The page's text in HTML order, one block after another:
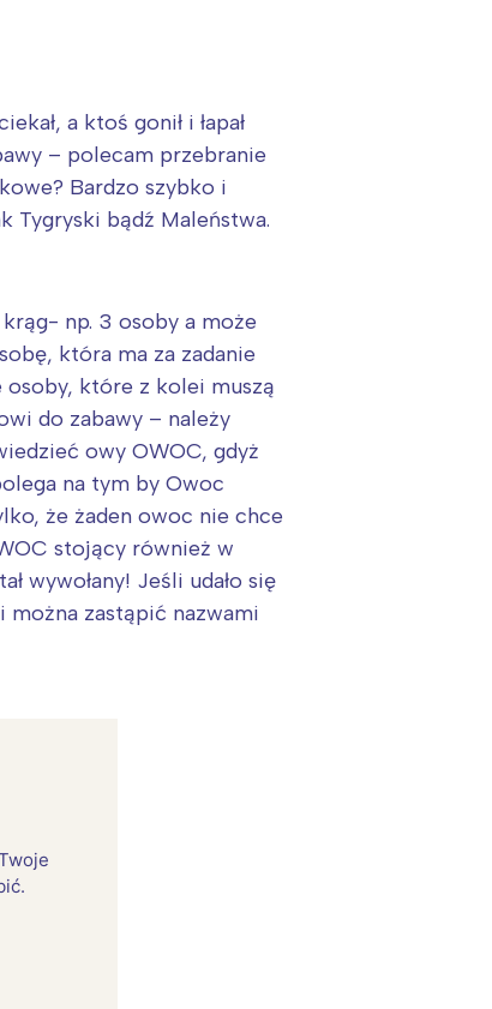
a ktoś gonił i łapał
– polecam przebranie
Bardzo szybko i
Tygryski bądź Maleństwa.
np. 3 osoby a może
która ma za zadanie
które z kolei muszą
do zabawy – należy
owy OWOC, gdyż
na tym by Owoc
że żaden owoc nie chce
stojący również w
wywołany! Jeśli udało się
można zastąpić nazwami